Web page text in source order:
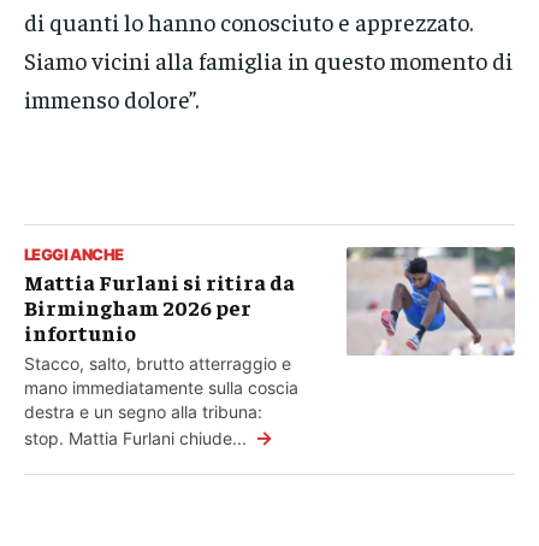
di quanti lo hanno conosciuto e apprezzato.
Siamo vicini alla famiglia in questo momento di
immenso dolore”.
LEGGI ANCHE
Mattia Furlani si ritira da
Birmingham 2026 per
infortunio
Stacco, salto, brutto atterraggio e
mano immediatamente sulla coscia
destra e un segno alla tribuna:
stop. Mattia Furlani chiude... →